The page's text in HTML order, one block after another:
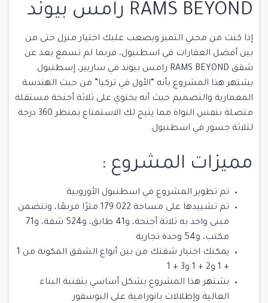
RAMS BEYOND رامس بيوند
إذا كنت من محبي التميز ويصعب عليك اختيار منزل حتى من
بين أفضل العقارات في اسطنبول، فربما لم تسمع بعد عن
شقق RAMS BEYOND رامس بيوند في ساريير، إسطنبول.
يشتهر هذا المشروع بأنه “الأول في تركيا” من حيث الهندسة
المعمارية والتصميم حيث أنه يحتوي على ثلاثة أجنحة مستقلة
متصلة بنفس النواة مما يتيح لك الاستمتاع بمنظر 360 درجة
لثلاثة جسور في اسطنبول.
مميزات المشروع :
تم تطوير المشروع في اسطنبول الأوروبية
تم تشييدها على مساحة 179.022 مترًا مربعًا، وتتضمن
مبنى واحد به ثلاثة أجنحة، و41 طابق، و524 شقة، و71
مكتب، و54 وحدة تجارية
يمكنك اختيار شقتك من بين أنواع الشقق المكونة من 1
+ 1 و2 + 1 و3 + 1
يشتهر هذا المشروع بشكل أساسي بتقنية البناء
العالية وإطلالات بانورامية على البوسفور